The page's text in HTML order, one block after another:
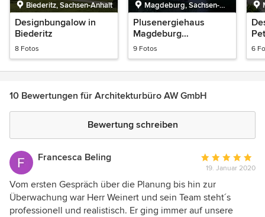
Biederitz, Sachsen-Anhalt
Designbungalow in
Biederitz
8 Fotos
Magdeburg, Sachsen-
Anhalt, Deutschland
Plusenergiehaus
Magdeburg
Petersilienberg
9 Fotos 6
10 Bewertungen für Architekturbüro AW GmbH
Bewertung schreiben
Francesca Beling
Bewertung:
5
von
5
19. Januar 2020
Vom ersten Gespräch über die Planung bis hin zur
Überwachung war Herr Weinert und sein Team steht´s
professionell und realistisch. Er ging immer auf unsere